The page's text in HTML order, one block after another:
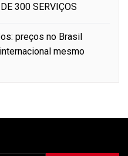
300 SERVIÇOS
preços no Brasil
mesmo